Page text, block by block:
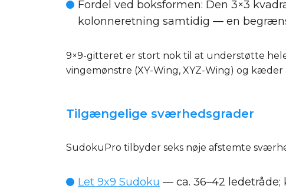
Fordel ved boksformen: Den 3×3
kolonneretning samtidig — en
9×9-gitteret er stort nok til at understøtte
vingemønstre (XY-Wing, XYZ-Wing) og
Tilgængelige sværhedsgrader
SudokuPro tilbyder seks nøje afstemte
Let 9x9 Sudoku — ca. 36–42